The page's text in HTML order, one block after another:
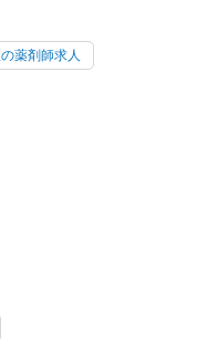
薬剤師求人